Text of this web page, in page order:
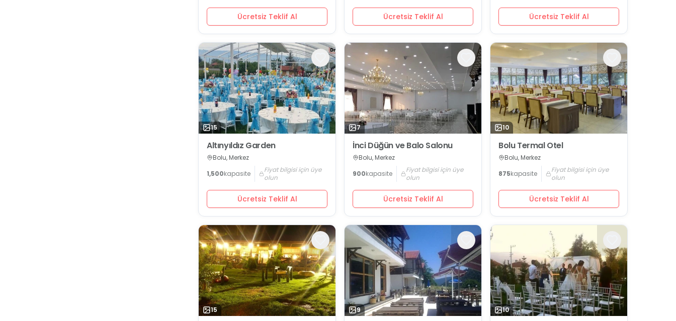
Ücretsiz Teklif Al Ücretsiz Teklif Al Ücretsiz Teklif Al
15
Altınyıldız Garden
Bolu, Merkez
1,500kapasite
Fiyat bilgisi için üye
olun
Ücretsiz Teklif Al
7
İnci Düğün ve Balo Salonu
Bolu, Merkez
900kapasite
Fiyat bilgisi için üye
olun
Ücretsiz Teklif Al
10
Bolu Termal Otel
Bolu, Merkez
875kapasite
Fiyat bilgisi için üye
olun
Ücretsiz Teklif Al
15 9 10